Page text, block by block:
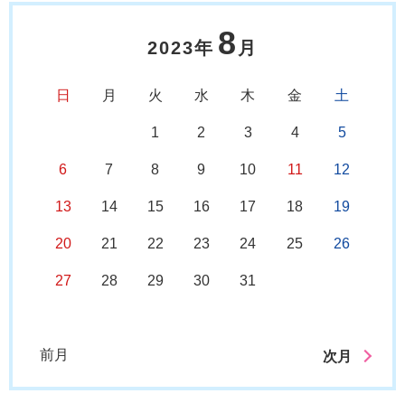
2023年 8 月
日 月 火 水 木 金 土
1 2 3 4 5
6 7 8 9 10 11 12
13 14 15 16 17 18 19
20 21 22 23 24 25 26
27 28 29 30 31
前月 次月